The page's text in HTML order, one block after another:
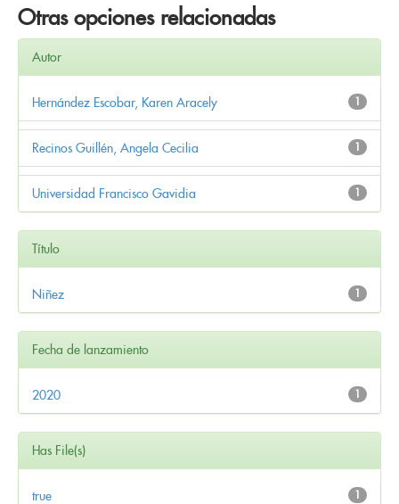
Otras opciones relacionadas
Autor
1
Hernández Escobar, Karen Aracely
1
Recinos Guillén, Angela Cecilia
1
Universidad Francisco Gavidia
Título
1
Niñez
Fecha de lanzamiento
1
2020
Has File(s)
1
true